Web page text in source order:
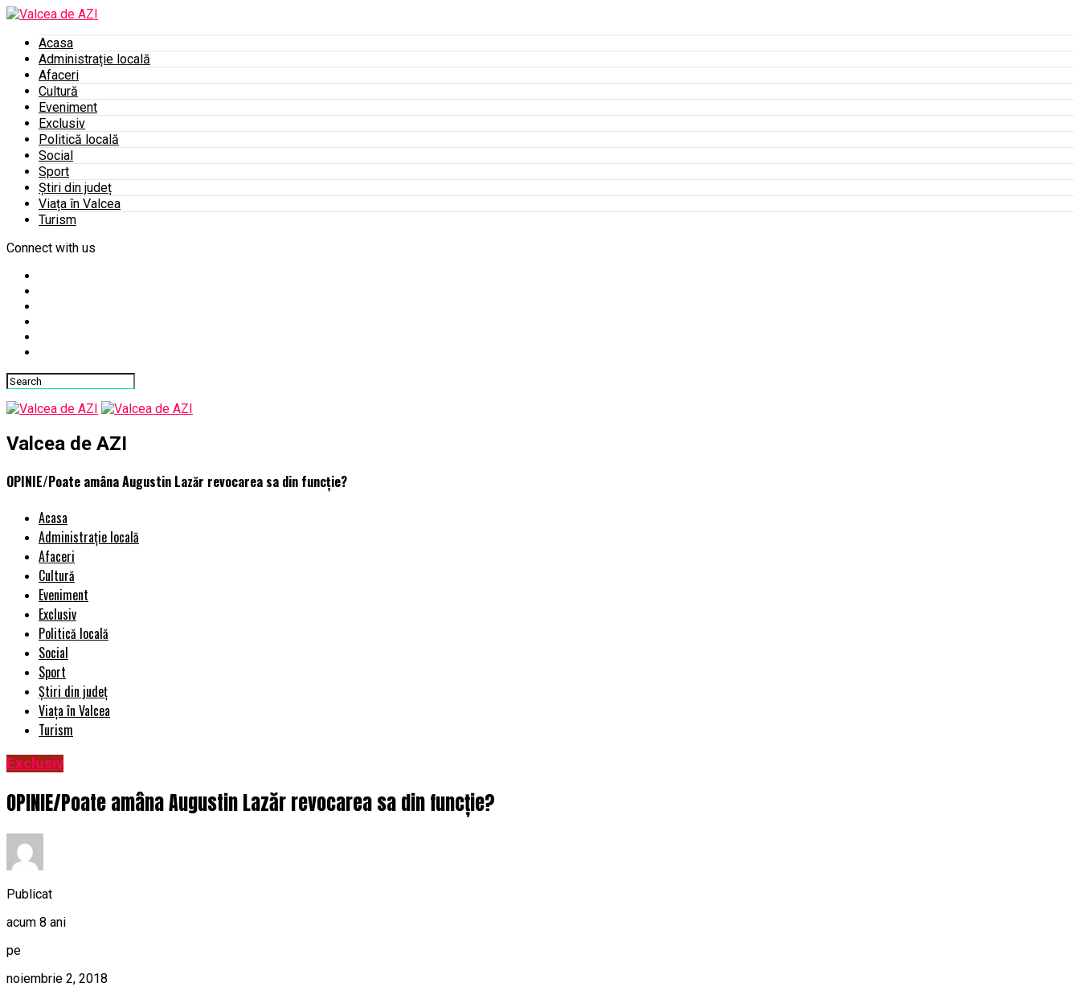
Acasa
Administrație locală
Afaceri
Cultură
Eveniment
Exclusiv
Politică locală
Social
Sport
Știri din județ
Viața în Valcea
Turism
Connect with us
Valcea de AZI
OPINIE/Poate amâna Augustin Lazăr revocarea sa din funcție?
Acasa
Administrație locală
Afaceri
Cultură
Eveniment
Exclusiv
Politică locală
Social
Sport
Știri din județ
Viața în Valcea
Turism
Exclusiv
OPINIE/Poate amâna Augustin Lazăr revocarea sa din funcție?
Publicat
acum 8 ani
pe
noiembrie 2, 2018